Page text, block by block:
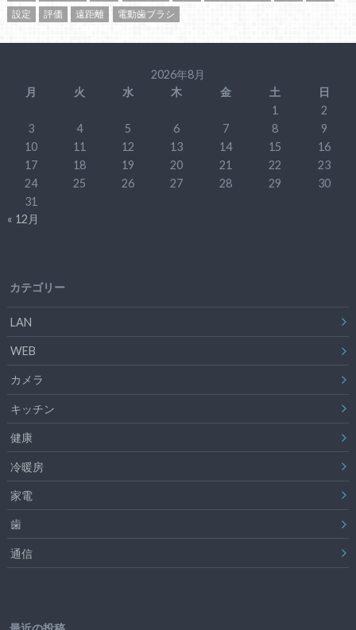
設定
評価 遠距離 電動歯ブラシ
2026年8月
月
火 水 木 金 土
日
1
2
3
4 5 6 7 8
9
10
11 12 13 14 15
16
17
18 19 20 21 22
23
24
25 26 27 28 29
30
31
« 12月
カテゴリー
LAN
WEB
カメラ
キッチン
健康
冷暖房
家電
歯
通信